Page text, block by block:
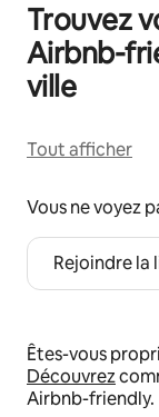
Trouvez
Airbnb-
ville
Tout afficher
Vous ne voyez
Rejoindre
Êtes-vous
Découvrez
Airbnb-friendly.